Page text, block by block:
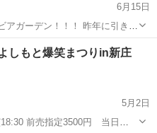
6月15日
！！！ 昨年に引き続
る桃色ウサヒも参戦！！ 熱い戦
産直
しもと爆笑まつりin新庄
5月2日
円 当日